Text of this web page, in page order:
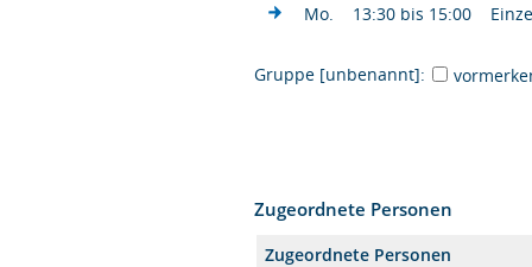
Mo. 13:30 bis 15:00
Gruppe [unbenannt]:
Zugeordnete Personen
Zugeordnete Personen